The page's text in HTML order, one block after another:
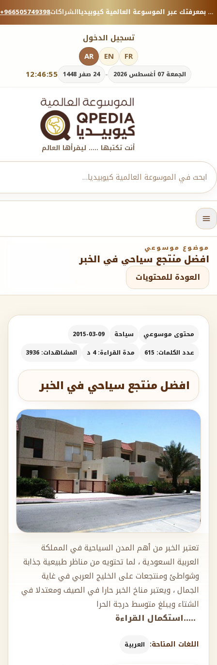
+966505749398الشراكات منصة معرفية موثوقة — شارك بمعرفتك عبر الموسوعة العالمية كيوبيديا.
تسجيل الدخول
12:46:57 الجمعة 07 أغسطس 2026 - 24 صفر 1448
AR EN FR
أنت تكتبها ..... ليقرأها العالم
موضوع موسوعي
افضل منتجع سياحي في الخبر
العودة للمحتويات
محتوى موسوعي سياحة
2015-03-09
عدد الكلمات: 615
مدة القراءة: 4 د المشاهدات: 3936
افضل منتجع سياحي في الخبر
تعتبر الخبر من أهم المدن السياحية في المملكة
العربية السعودية ، لما تحتويه من مناظر طبيعية جذابة
وشواطئ ومنتجعات على الخليج العربي في غاية
الجمال ، ويعتبر مناخ الخبر حارا في الصيف ومعتدلا في
الشتاء ويبلغ متوسط درجة الحرا
.....استكمال القراءة
اللغات المتاحة: العربية